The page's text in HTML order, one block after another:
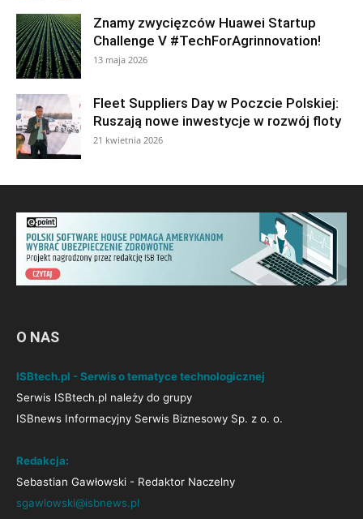
Znamy zwycięzców Huawei Startup
Challenge V #TechForAgrinnovation!
13 maja 2026
Fleet Suppliers Day w Poczcie Polskiej:
Ruszają nowe inwestycje w rozwój floty
21 kwietnia 2026
O NAS
ISBtech.pl - Serwis o tematyce technologicznej
Serwis ISBtech.pl należy do grupy
ISBnews Informacyjny Serwis Biznesowy Sp. z o. o.
Redakcja:
Sebastian Gawłowski - Redaktor Naczelny
sgawlowski@isbnews.pl